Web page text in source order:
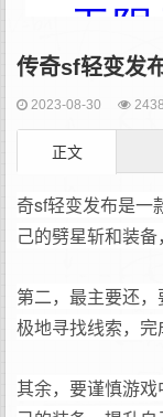
传奇sf轻变发
2023-08-30
正文
奇sf轻变发布是一
己的劈星斩和装
第二，最主要还
极地寻找线索，完
其余，要谨慎游